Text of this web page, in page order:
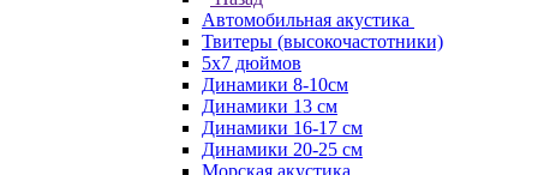
Автомобильная акустика
Твитеры (высокочастотники)
5x7 дюймов
Динамики 8-10см
Динамики 13 см
Динамики 16-17 см
Динамики 20-25 см
Морская акустика